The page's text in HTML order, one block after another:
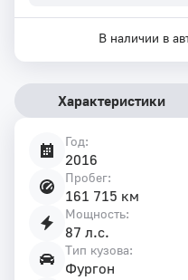
В наличии в
Характеристики
Год:
2016
Пробег:
161 715 км
Мощность:
87 л.с.
Тип кузова:
Фургон